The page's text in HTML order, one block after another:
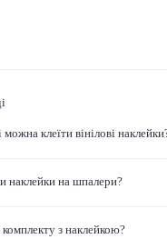
клеїти вінілові
наклейки на шпалери?
з наклейкою?